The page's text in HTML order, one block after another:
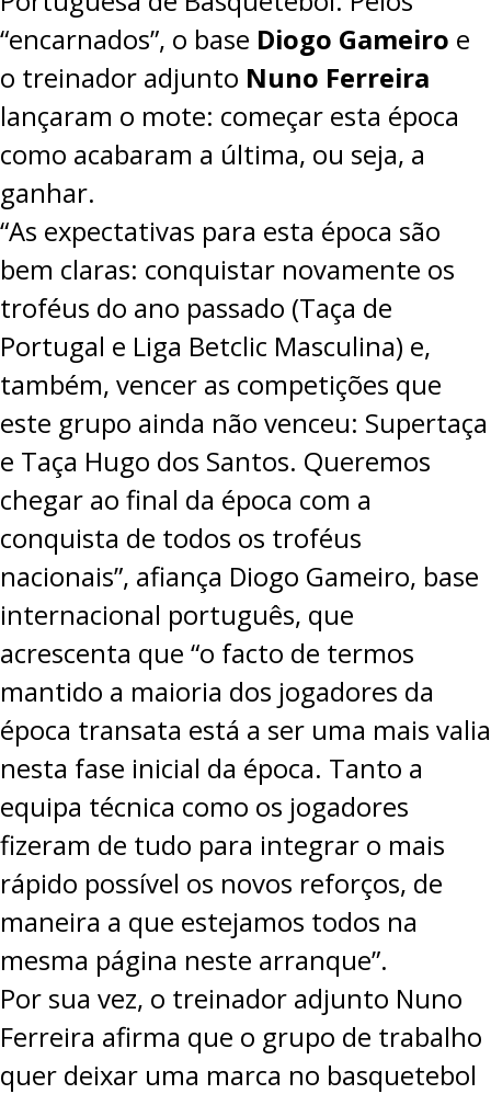
“encarnados”, o base Diogo Gameiro e
o treinador adjunto Nuno Ferreira
lançaram o mote: começar esta época
como acabaram a última, ou seja, a
ganhar.
“As expectativas para esta época são
bem claras: conquistar novamente os
troféus do ano passado (Taça de
Portugal e Liga Betclic Masculina) e,
também, vencer as competições que
este grupo ainda não venceu: Supertaça
e Taça Hugo dos Santos. Queremos
chegar ao final da época com a
conquista de todos os troféus
nacionais”, afiança Diogo Gameiro, base
internacional português, que
acrescenta que “o facto de termos
mantido a maioria dos jogadores da
época transata está a ser uma mais valia
nesta fase inicial da época. Tanto a
equipa técnica como os jogadores
fizeram de tudo para integrar o mais
rápido possível os novos reforços, de
maneira a que estejamos todos na
mesma página neste arranque”.
Por sua vez, o treinador adjunto Nuno
Ferreira afirma que o grupo de trabalho
quer deixar uma marca no basquetebol